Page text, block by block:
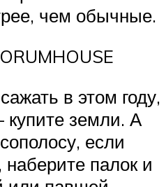
чем обычные.
в этом году,
купите земли. А
если
наберите палок и